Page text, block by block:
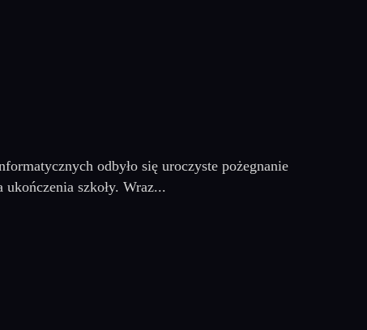
odbyło się uroczyste pożegnanie
szkoły. Wraz...